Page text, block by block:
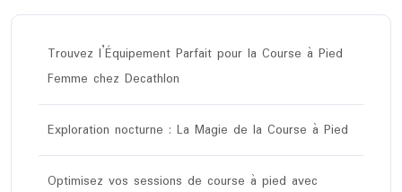
Trouvez l’Équipement Parfait pour la Course à Pied
Femme chez Decathlon
Exploration nocturne : La Magie de la Course à Pied
Optimisez vos sessions de course à pied avec